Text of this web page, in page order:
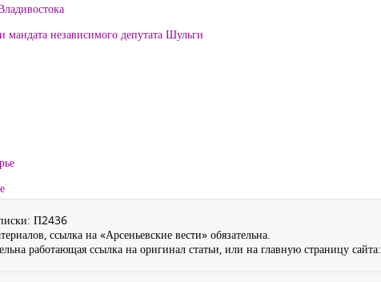
независимого депутата Шульги
П2436
ссылка на «Арсеньевские вести» обязательна.
работающая ссылка на оригинал статьи, или на главную страницу сайта: